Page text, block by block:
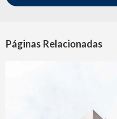
Páginas Relacionadas